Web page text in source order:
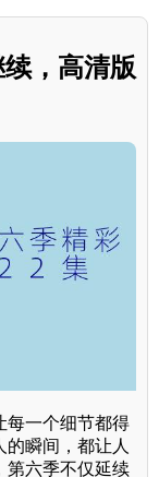
，高清版
每一个细节都得
瞬间，都让人
第六季不仅延续